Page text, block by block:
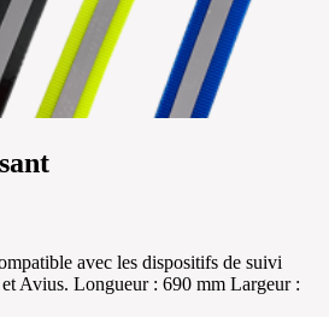
avec les dispositifs de suivi
Avius. Longueur : 690 mm Largeur :